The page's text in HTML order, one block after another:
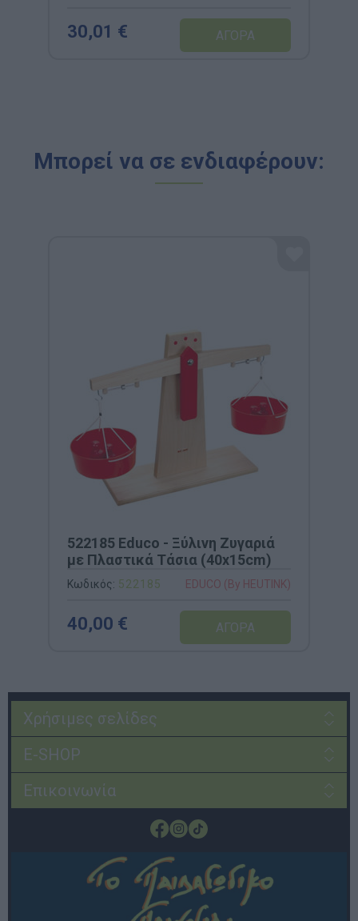
30,01 €
Μπορεί να σε ενδιαφέρουν:
522185 Educo - Ξύλινη Ζυγαριά
με Πλαστικά Τάσια (40x15cm)
Κωδικός: 522185 EDUCO (By HEUTINK)
40,00 €
Χρήσιμες σελίδες
E-SHOP
Επικοινωνία